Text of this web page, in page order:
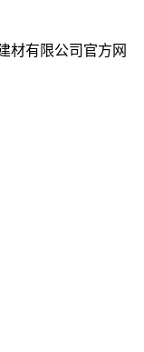
材有限公司官方网